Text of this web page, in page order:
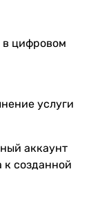
в цифровом
услуги
аккаунт
к созданной